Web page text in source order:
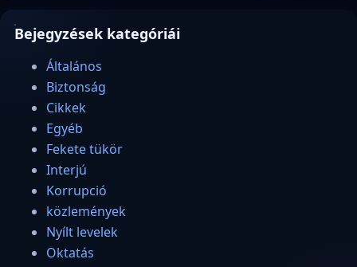
Bejegyzések kategóriái
Általános
Biztonság
Cikkek
Egyéb
Fekete tükör
Interjú
Korrupció
közlemények
Nyílt levelek
Oktatás